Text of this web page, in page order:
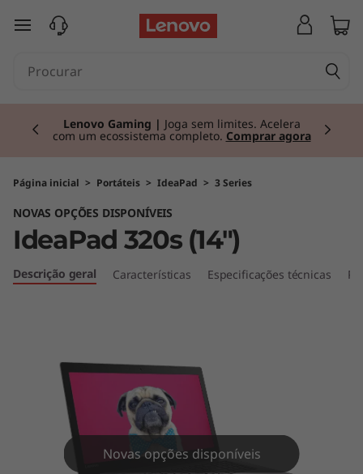
a
d
3
2
saltar para o conteúdo principal
Lenovo Gaming | Joga sem limites. Acelera
com um ecossistema completo. Comprar agora
Página inicial > Portáteis > IdeaPad > 3 Series
NOVAS OPÇÕES DISPONÍVEIS
IdeaPad 320s (14")
Descrição geral Características Especificações técnicas
Novas opções disponíveis